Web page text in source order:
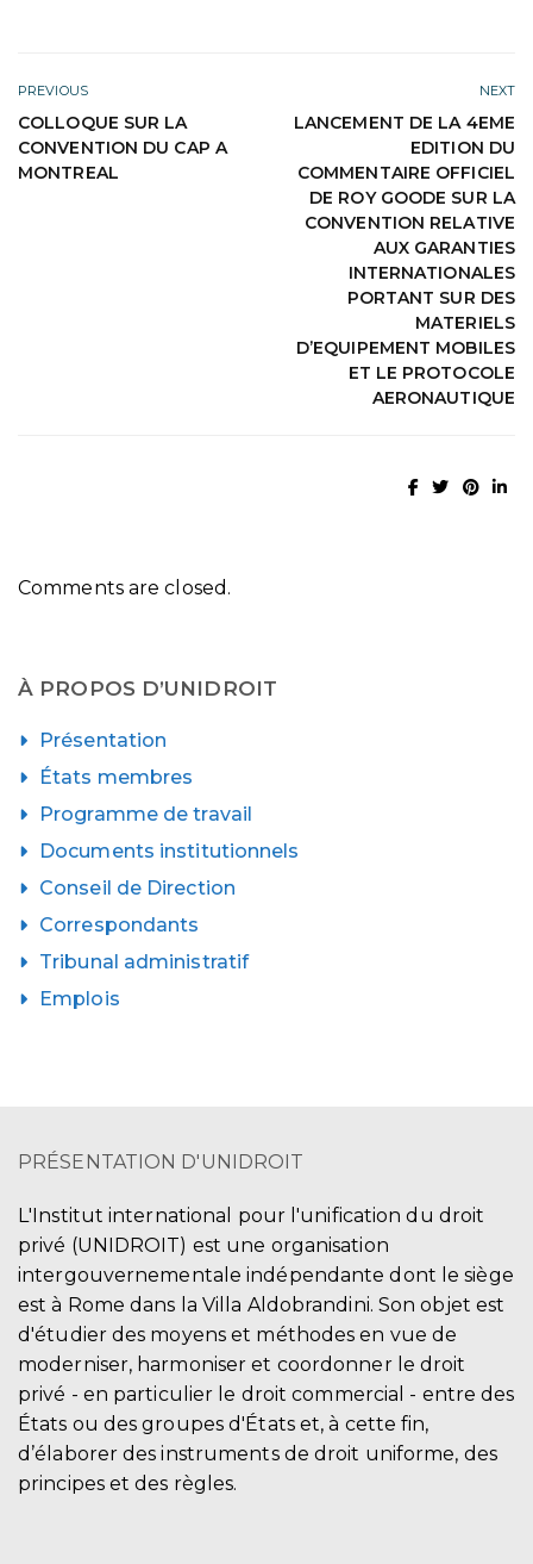
PREVIOUS
COLLOQUE SUR LA
CONVENTION DU CAP A
MONTREAL
NEXT
LANCEMENT DE LA 4EME
EDITION DU
COMMENTAIRE OFFICIEL
DE ROY GOODE SUR LA
CONVENTION RELATIVE
AUX GARANTIES
INTERNATIONALES
PORTANT SUR DES
MATERIELS
D’EQUIPEMENT MOBILES
ET LE PROTOCOLE
AERONAUTIQUE
Comments are closed.
À PROPOS D’UNIDROIT
Présentation
États membres
Programme de travail
Documents institutionnels
Conseil de Direction
Correspondants
Tribunal administratif
Emplois
PRÉSENTATION D'UNIDROIT
L'Institut international pour l'unification du droit
privé (UNIDROIT) est une organisation
intergouvernementale indépendante dont le siège
est à Rome dans la Villa Aldobrandini. Son objet est
d'étudier des moyens et méthodes en vue de
moderniser, harmoniser et coordonner le droit
privé - en particulier le droit commercial - entre des
États ou des groupes d'États et, à cette fin,
d’élaborer des instruments de droit uniforme, des
principes et des règles.